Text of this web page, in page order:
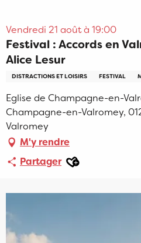
Vendredi 21 août à 19:00
Festival : Accords en
Alice Lesur
DISTRACTIONS ET LOISIRS FESTIVAL
Eglise de Champagne-en-
Champagne-en-Valromey,
Valromey
M'y rendre
PartagerAjouter aux favoris